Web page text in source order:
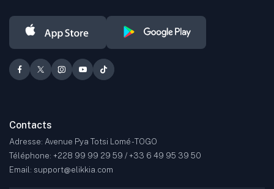
Contacts
Adresse: Avenue Pya Totsi Lomé - TOGO
Téléphone: +228 99 99 29 59 / +33 6 49 95 39 50
Email: support@elikkia.com